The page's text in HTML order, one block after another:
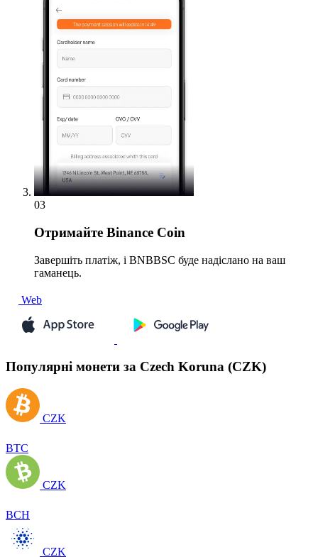
03
Отримайте Binance Coin
Завершіть платіж, і BNBBSC буде надіслано на ваш
гаманець.
Web
Популярні монети за Czech Koruna (CZK)
CZK
BTC
CZK
BCH
CZK